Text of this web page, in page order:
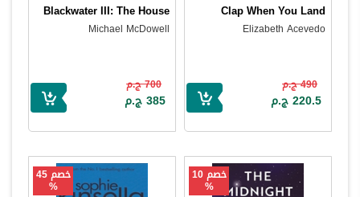
Clap When You Land
Elizabeth Acevedo
490 ج.م
220.5 ج.م
Blackwater III: The House
Michael McDowell
700 ج.م
385 ج.م
خصم 10
%
خصم 45
%